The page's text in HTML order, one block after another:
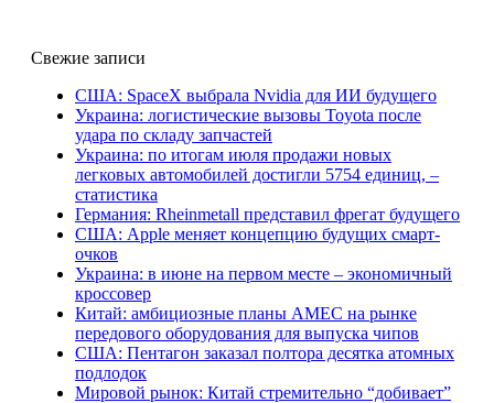
Свежие записи
США: SpaceX выбрала Nvidia для ИИ будущего
Украина: логистические вызовы Toyota после
удара по складу запчастей
Украина: по итогам июля продажи новых
легковых автомобилей достигли 5754 единиц, –
статистика
Германия: Rheinmetall представил фрегат будущего
США: Apple меняет концепцию будущих смарт-
очков
Украина: в июне на первом месте – экономичный
кроссовер
Китай: амбициозные планы AMEC на рынке
передового оборудования для выпуска чипов
США: Пентагон заказал полтора десятка атомных
подлодок
Мировой рынок: Китай стремительно “добивает”